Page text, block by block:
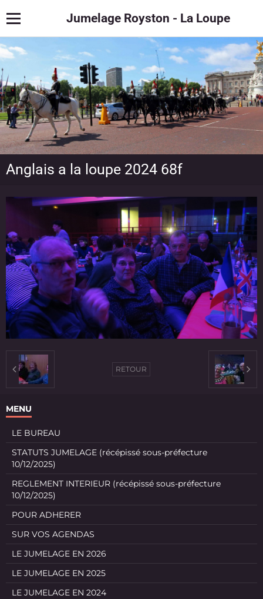
Jumelage Royston - La Loupe
Anglais a la loupe 2024 68f
RETOUR
MENU
LE BUREAU
STATUTS JUMELAGE (récépissé sous-préfecture
10/12/2025)
REGLEMENT INTERIEUR (récépissé sous-préfecture
10/12/2025)
POUR ADHERER
SUR VOS AGENDAS
LE JUMELAGE EN 2026
LE JUMELAGE EN 2025
LE JUMELAGE EN 2024